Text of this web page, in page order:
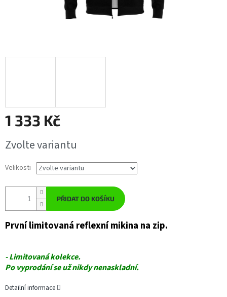
1 333 Kč
cena:
Zvolte variantu
Velikosti
PŘIDAT DO KOŠÍKU
První limitovaná reflexní mikina na zip.
- Limitovaná kolekce.
Po vyprodání se už nikdy nenaskladní.
Detailní informace